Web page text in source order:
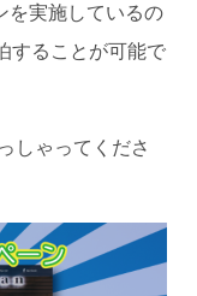
を実施しているの
することが可能で
しゃってくださ